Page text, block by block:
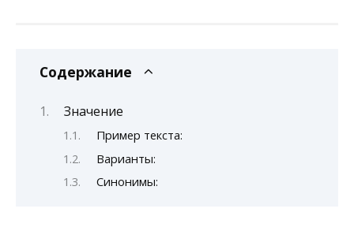
Содержание
Значение
Пример текста:
Варианты:
Синонимы: